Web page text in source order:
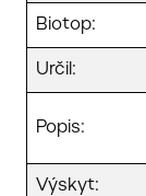
Biotop:
Určil:
Popis:
Výskyt: